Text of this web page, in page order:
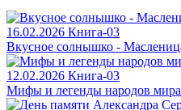
16.02.2026 Книга-03
Вкусное солнышко -
12.02.2026 Книга-03
Мифы и легенды народов мира